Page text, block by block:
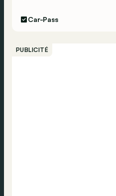
Car-Pass
PUBLICITÉ